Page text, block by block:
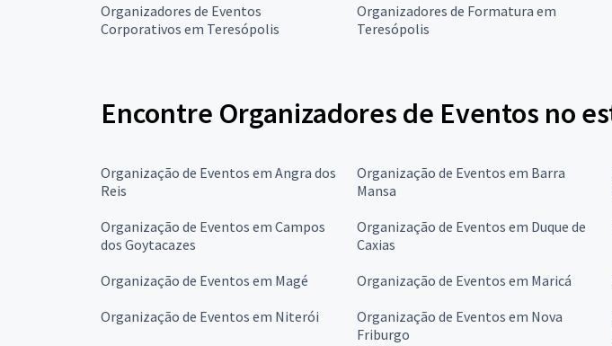
Organizadores de Eventos
Corporativos em Teresópolis
Organizadores de Formatura em
Teresópolis
Encontre Organizadores de Eventos no
Organização de Eventos em Angra dos
Reis
Organização de Eventos em Barra
Mansa
Organização de Eventos em Campos
dos Goytacazes
Organização de Eventos em Duque de
Caxias
Organização de Eventos em Magé Organização de Eventos em Maricá
Organização de Eventos em Niterói
Organização de Eventos em Nova
Friburgo